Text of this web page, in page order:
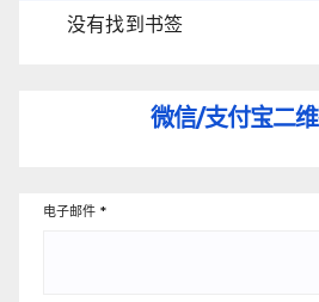
没有找到书签
微信/支付宝二
电子邮件 *